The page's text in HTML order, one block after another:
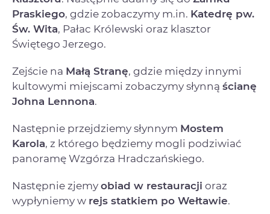
Praskiego, gdzie zobaczymy m.in. Katedrę pw.
Św. Wita, Pałac Królewski oraz klasztor
Świętego Jerzego.
Zejście na Małą Stranę, gdzie między innymi
kultowymi miejscami zobaczymy słynną ścianę
Johna Lennona.
Następnie przejdziemy słynnym Mostem
Karola, z którego będziemy mogli podziwiać
panoramę Wzgórza Hradczańskiego.
Następnie zjemy obiad w restauracji oraz
wypłyniemy w rejs statkiem po Wełtawie.